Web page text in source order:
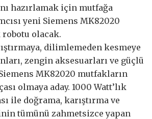
hazırlamak için mutfağa
yeni Siemens MK82020
olacak.
dilimlemeden kesmeye
zengin aksesuarları ve güçlü
MK82020 mutfakların
olmaya aday. 1000 Watt’lık
ile doğrama, karıştırma ve
tümünü zahmetsizce yapan